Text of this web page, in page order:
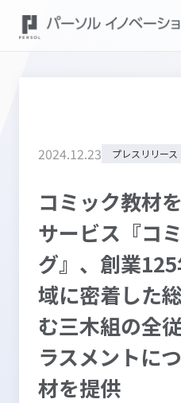
2024.12.23 プレスリリース
コミック教材
サービス『コ
グ』、創業
域に密着した
む三木組の全
ラスメントに
材を提供